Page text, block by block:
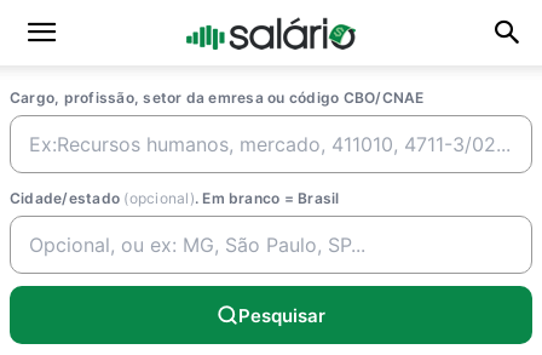
Cargo, profissão, setor da emresa ou código CBO/CNAE
Cidade/estado (opcional). Em branco = Brasil
Pesquisar